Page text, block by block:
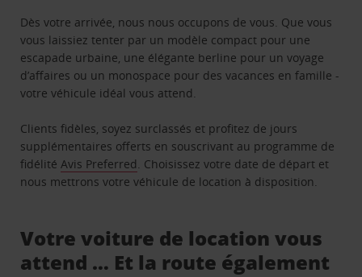
Dès votre arrivée, nous nous occupons de vous. Que vous
vous laissiez tenter par un modèle compact pour une
escapade urbaine, une élégante berline pour un voyage
d’affaires ou un monospace pour des vacances en famille -
votre véhicule idéal vous attend.
Clients fidèles, soyez surclassés et profitez de jours
supplémentaires offerts en souscrivant au programme de
fidélitéAvis Preferred. Choisissez votre date de départ et
nous mettrons votre véhicule de location à disposition.
Votre voiture de location vous
attend … Et la route également